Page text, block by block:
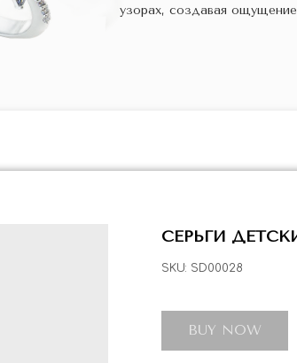
узорах, создавая
СЕРЬГИ
SKU: SD00028
BUY NOW